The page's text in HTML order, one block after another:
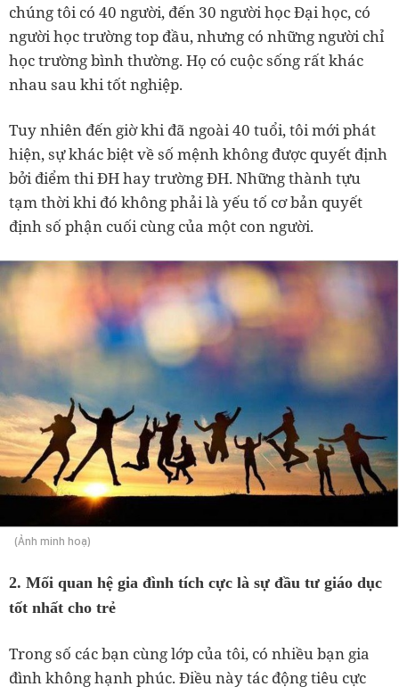
chúng tôi có 40 người, đến 30 người học Đại học, có
người học trường top đầu, nhưng có những người chỉ
học trường bình thường. Họ có cuộc sống rất khác
nhau sau khi tốt nghiệp.
Tuy nhiên đến giờ khi đã ngoài 40 tuổi, tôi mới phát
hiện, sự khác biệt về số mệnh không được quyết định
bởi điểm thi ĐH hay trường ĐH. Những thành tựu
tạm thời khi đó không phải là yếu tố cơ bản quyết
định số phận cuối cùng của một con người.
(Ảnh minh hoạ)
2. Mối quan hệ gia đình tích cực là sự đầu tư giáo dục
tốt nhất cho trẻ
Trong số các bạn cùng lớp của tôi, có nhiều bạn gia
đình không hạnh phúc. Điều này tác động tiêu cực